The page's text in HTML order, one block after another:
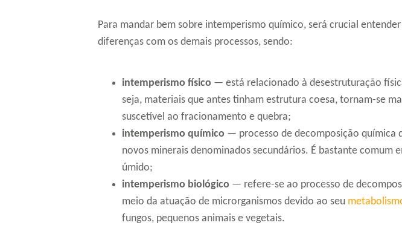
Para mandar bem sobre intemperismo químico, será crucial
diferenças com os demais processos, sendo:
intemperismo físico — está relacionado à desestruturação
seja, materiais que antes tinham estrutura coesa, tornam-se
suscetível ao fracionamento e quebra;
intemperismo químico — processo de decomposição química
novos minerais denominados secundários. É bastante comum
úmido;
intemperismo biológico — refere-se ao processo de
meio da atuação de microrganismos devido ao seu
fungos, pequenos animais e vegetais.